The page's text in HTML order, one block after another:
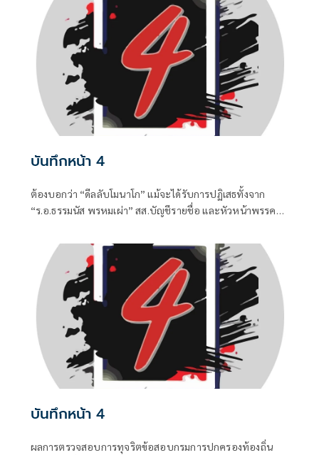
บันทึกหน้า 4
ต้องบอกว่า “ดีลลับโมนาโก” แม้จะได้รับการปฏิเสธทั้งจาก
“ร.อ.ธรรมนัส พรหมเผ่า” สส.บัญชีรายชื่อ และหัวหน้าพรรค
รัฐมนตรี ที่ปัจจุบันรั้งเก้าอี้ที่ปรึกษาพรรคเพื่อไทยไปแล้ว แต่
เมื่อมีควันย่อมมีไฟอย่างไรอย่างนั้น จึงทำให้ “อนุทิน ชาญวีร
กูล” นายกรัฐมนตรีและรัฐมนตรีว่าการกระทรวงมหาดไทยถึง
กับประกาศกลางวงประชุมคณะรัฐมนตรีในวันพุธที่ 5 สิงหาคม
บันทึกหน้า 4
ผลการตรวจสอบการทุจริตข้อสอบกรมการปกครองท้องถิ่น